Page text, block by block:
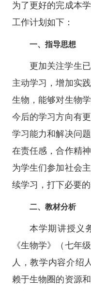
为了更好的完成本
工作计划如下：
一、指导思想
更加关注学生
主动学习，增加实
生物，能够对生物
今后的学习方向有
学习能力和解决问
在责任感，合作精
为学生们参加社会
续学习，打下必要的
二、教材分析
本学期讲授义
《生物学》（七年
人，教学内容介绍
赖于生物圈的资源